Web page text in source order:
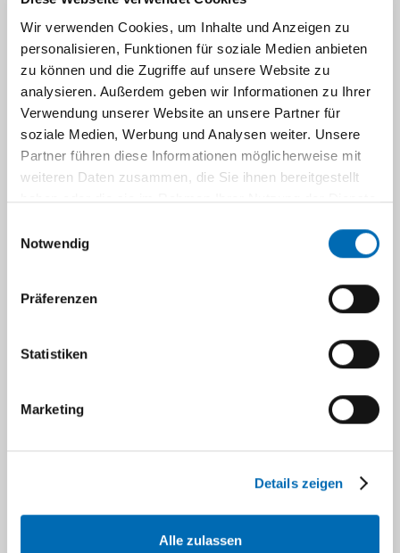
Wir verwenden Cookies, um Inhalte und Anzeigen zu
personalisieren, Funktionen für soziale Medien anbieten
zu können und die Zugriffe auf unsere Website zu
analysieren. Außerdem geben wir Informationen zu Ihrer
Verwendung unserer Website an unsere Partner für
soziale Medien, Werbung und Analysen weiter. Unsere
Partner führen diese Informationen möglicherweise mit
weiteren Daten zusammen, die Sie ihnen bereitgestellt
haben oder die sie im Rahmen Ihrer Nutzung der Dienste
Notwendig
Präferenzen
Statistiken
Marketing
Details zeigen
Alle zulassen
am UKD. In neue Wege der
Patientenversorgung, in spannende Themen
der medizinischen Forschung der
Medizinischen Fakultät und in das Leben des
ein oder anderen Patienten oder Beschäftigten.
Dabei haben wir uns bewusst entschieden, in
diesem Heft auf Werbung zu verzichten.
Zusammenarbeit mit Rheinischen Post
Ausgabe 2/2018